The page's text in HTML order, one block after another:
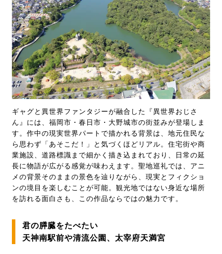
ギャグと異世界ファンタジーが融合した『異世界おじさ
ん』には、福岡市・春日市・大野城市の街並みが登場しま
す。作中の現実世界パートで描かれる背景は、地元住民な
ら思わず「あそこだ！」と気づくほどリアル。住宅街や商
業施設、道路標識まで細かく描き込まれており、日常の延
長に物語が広がる感覚が味わえます。聖地巡礼では、アニ
メの背景そのままの景色を辿りながら、現実とフィクショ
ンの境目を楽しむことが可能。観光地ではない身近な場所
を訪れる面白さも、この作品ならではの魅力です。
君の膵臓をたべたい
天神南駅前や清流公園、太宰府天満宮